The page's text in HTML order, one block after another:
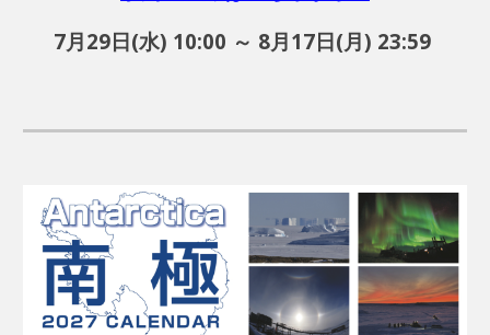
7月29日(水) 10:00 ～ 8月17日(月) 23:59